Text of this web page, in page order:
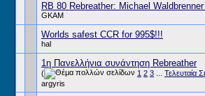
RB 80 Rebreather: Michael
GKAM
Worlds safest CCR for 995$!!!
hal
1η Πανελλήνια συνάντηση Rebreather
( 1 2 3 Τελευταία
argyris